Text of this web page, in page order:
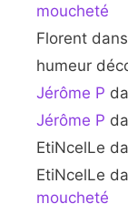
moucheté
Florent dans
humeur
Jérôme P
Jérôme P
EtiNcelLe
EtiNcelLe
moucheté